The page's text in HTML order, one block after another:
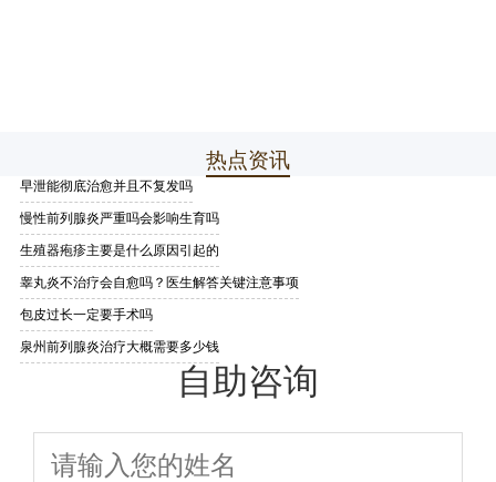
热点资讯
早泄能彻底治愈并且不复发吗
慢性前列腺炎严重吗会影响生育吗
生殖器疱疹主要是什么原因引起的
睾丸炎不治疗会自愈吗？医生解答关键注意事项
包皮过长一定要手术吗
泉州前列腺炎治疗大概需要多少钱
自助咨询